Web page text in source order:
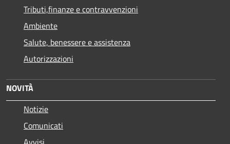
Tributi,finanze e contravvenzioni
Ambiente
Salute, benessere e assistenza
Autorizzazioni
NOVITÀ
Notizie
Comunicati